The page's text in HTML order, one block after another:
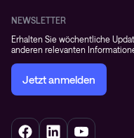
NEWSLETTER
Erhalten Sie wöchentliche
anderen relevanten
Jetzt anmelden